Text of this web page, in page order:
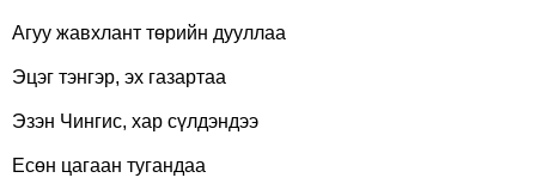
Агуу жавхлант төрийн дууллаа
Эцэг тэнгэр, эх газартаа
Эзэн Чингис, хар сүлдэндээ
Есөн цагаан тугандаа